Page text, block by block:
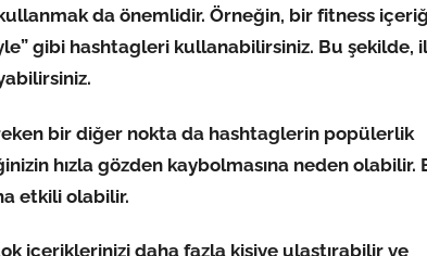
da önemlidir. Örneğin, bir fitness
gibi hashtagleri kullanabilirsiniz. Bu şekilde,
bir diğer nokta da hashtaglerin popülerlik
hızla gözden kaybolmasına neden olabilir.
etkili olabilir.
içeriklerinizi daha fazla kişiye ulaştırabilir ve